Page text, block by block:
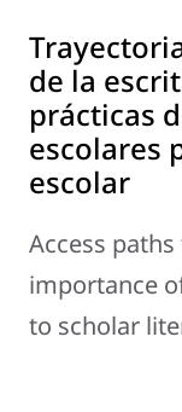
de la
prácticas
escolares
escolar
Access
importance
to scholar